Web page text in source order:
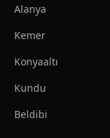
Alanya
Kemer
Konyaaltı
Kundu
Beldibi